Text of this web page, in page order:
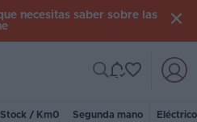
necesitas saber sobre las
Stock / Km0 Segunda mano